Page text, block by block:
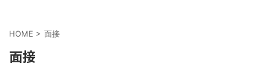
HOME > 面接
面接